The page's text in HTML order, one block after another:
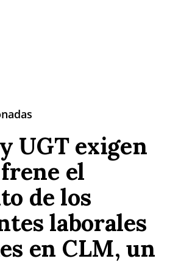
UGT exigen
el
de los
laborales
en CLM, un